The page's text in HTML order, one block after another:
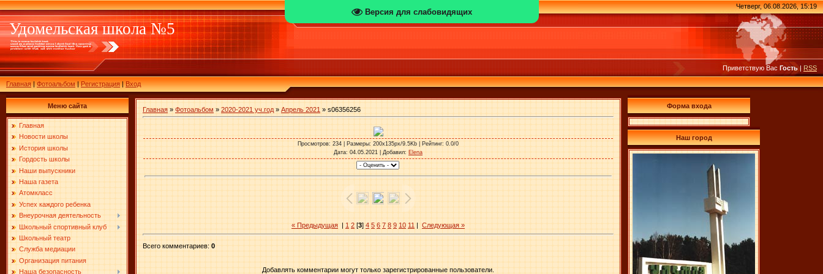
Версия для слабовидящих
Удомельская школа №5
Главная|Фотоальбом|Регистрация|Вход
Четверг, 06.08.2026, 15:19
Приветствую Вас Гость|RSS
Меню сайта
Главная
Новости школы
История школы
Гордость школы
Наши выпускники
Наша газета
Атомкласс
Успех каждого ребенка
Внеурочная деятельность
Школьный спортивный клуб
Школьный театр
Служба медиации
Организация питания
Наша безопасность
Главная » Фотоальбом » 2020-2021 уч.год » Апрель 2021 » s06356256
Просмотров: 234 | Размеры: 200x135px/9.5Kb | Рейтинг: 0.0/0
Дата: 04.05.2021 | Добавил: Elena
« Предыдущая | 1 2 [3] 4 5 6 7 8 9 10 11 | Следующая »
Всего комментариев: 0
Добавлять комментарии могут только зарегистрированные пользователи.
Форма входа
Наш город